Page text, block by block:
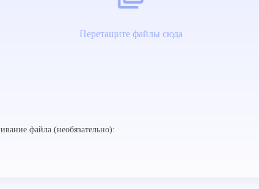
Перетащите файлы сюда
файла (необязательно):